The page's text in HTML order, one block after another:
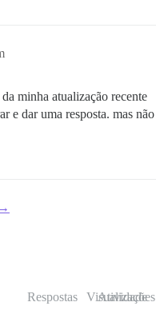
minha atualização recente
e dar uma resposta. mas não
Respostas Visualizações
Atividade